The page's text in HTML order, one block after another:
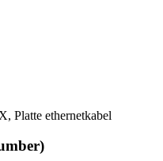
Platte ethernetkabel